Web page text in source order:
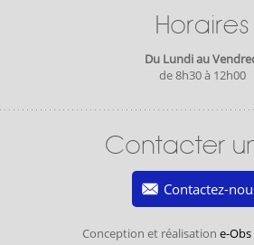
Horaires
Du Lundi au
de 8h30 à 12h00
Contacter
Contactez-
Conception et réalisation e-